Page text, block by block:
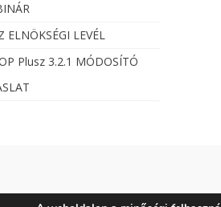
ELNÖKSÉGI LEVÉL
Plusz 3.2.1 MÓDOSÍTÓ